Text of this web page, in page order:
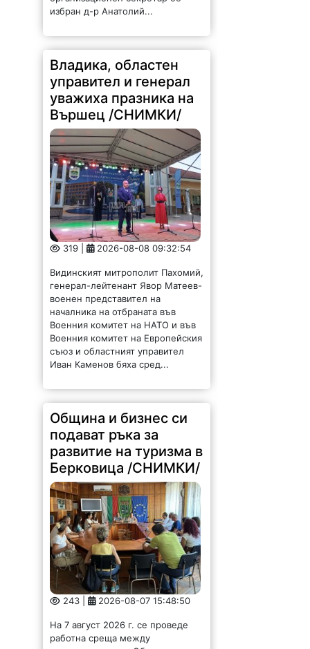
избран д-р Анатолий...
Владика, областен
управител и генерал
уважиха празника на
Вършец /СНИМКИ/
319 | 2026-08-08 09:32:54
Видинският митрополит Пахомий,
генерал-лейтенант Явор Матеев-
военен представител на
началника на отбраната във
Военния комитет на НАТО и във
Военния комитет на Европейския
съюз и областният управител
Иван Каменов бяха сред...
Община и бизнес си
подават ръка за
развитие на туризма в
Берковица /СНИМКИ/
243 | 2026-08-07 15:48:50
На 7 август 2026 г. се проведе
работна среща между
ръководството на Община